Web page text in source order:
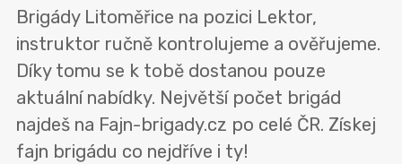
Brigády Litoměřice na pozici Lektor,
instruktor ručně kontrolujeme a ověřujeme.
Díky tomu se k tobě dostanou pouze
aktuální nabídky. Největší počet brigád
najdeš na Fajn-brigady.cz po celé ČR. Získej
fajn brigádu co nejdříve i ty!